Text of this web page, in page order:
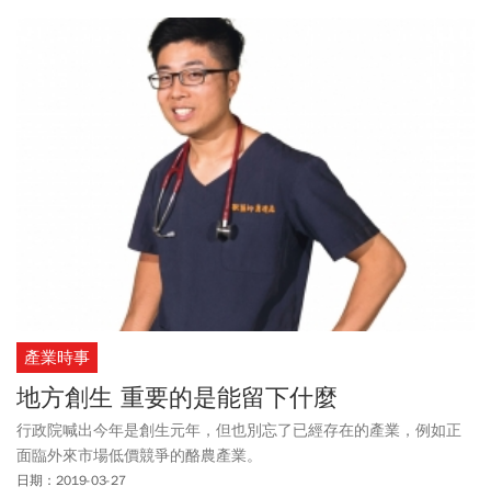
產業時事
地方創生 重要的是能留下什麼
行政院喊出今年是創生元年，但也別忘了已經存在的產業，例如正
面臨外來市場低價競爭的酪農產業。
日期：2019-03-27